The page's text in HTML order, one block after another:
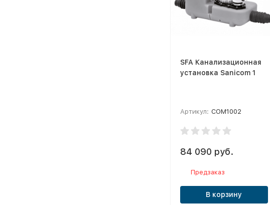
SFA Канализационная
установка Sanicom 1
Артикул: COM1002
84 090 руб.
Предзаказ
В корзину